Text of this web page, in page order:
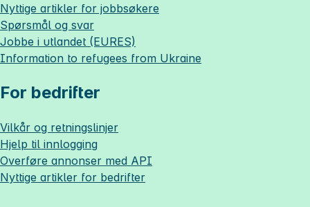
Nyttige artikler for jobbsøkere
Spørsmål og svar
Jobbe i utlandet (EURES)
Information to refugees from Ukraine
For bedrifter
Vilkår og retningslinjer
Hjelp til innlogging
Overføre annonser med API
Nyttige artikler for bedrifter